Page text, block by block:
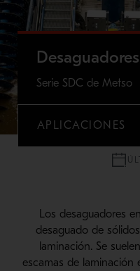
Serie SDC de Metso
APLICACIONES
Los desaguadores
desaguado de
laminación. Se
escamas de